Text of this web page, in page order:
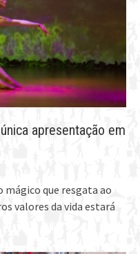
apresentação em
que resgata ao
valores da vida estará